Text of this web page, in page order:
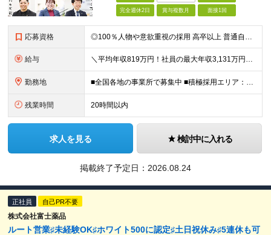
完全週休2日 賞与複数月 面接1回
応募資格 ◎100％人物や意欲重視の採用 高卒以上 普通自動車第一種運転免許取得者（AT限定可） ★職歴は全く問いません！ 前向きにコツコツと向き合える方であれば結果がついてくるお仕事です。 現職・無職、正社
給与 ＼平均年収819万円！社員の最大年収3,131万円／ 固定給だけで、年収524万円も可能！ インセンティブだけでなく固定給でもしっかり稼げる仕組みです！ 【入社初年度】 年収400万～550万円＋イ
勤務地 ■全国各地の事業所で募集中 ■積極採用エリア：東京・神奈川・埼玉・千葉・愛知 ※希望の勤務地で働ける！通勤可能な事業所を選定していきます ※地元に戻って働きたいUターン希望者も歓迎します！ ※社用車を
残業時間 20時間以内
求人を見る 検討中に入れる
掲載終了予定日： 2026.08.24
正社員 自己PR不要
株式会社富士薬品
ルート営業♯未経験OK♯ホワイト500に認定♯土日祝休み♯5連休も可